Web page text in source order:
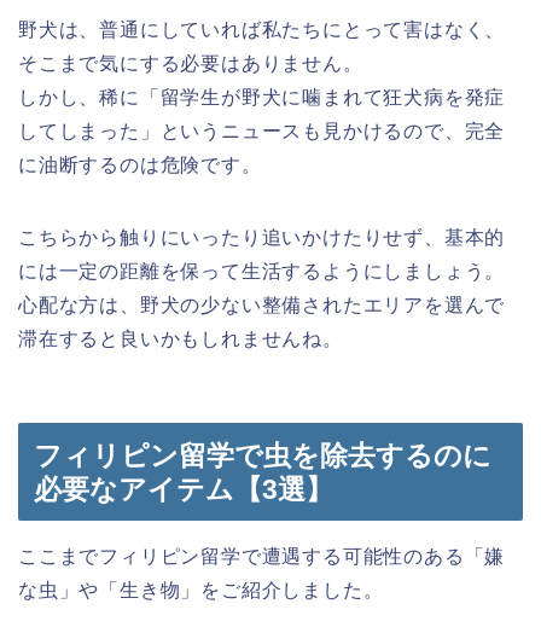
野犬は、普通にしていれば私たちにとって害はなく、
そこまで気にする必要はありません。
しかし、稀に「留学生が野犬に噛まれて狂犬病を発症
してしまった」というニュースも見かけるので、完全
に油断するのは危険です。
こちらから触りにいったり追いかけたりせず、基本的
には一定の距離を保って生活するようにしましょう。
心配な方は、野犬の少ない整備されたエリアを選んで
滞在すると良いかもしれませんね。
フィリピン留学で虫を除去するのに
必要なアイテム【3選】
ここまでフィリピン留学で遭遇する可能性のある「嫌
な虫」や「生き物」をご紹介しました。